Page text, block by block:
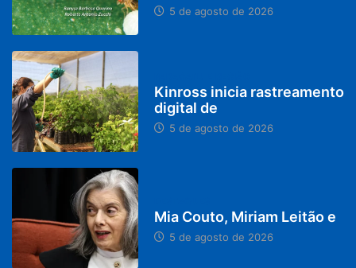
5 de agosto de 2026
Kinross inicia rastreamento
digital de
5 de agosto de 2026
Mia Couto, Miriam Leitão e
5 de agosto de 2026